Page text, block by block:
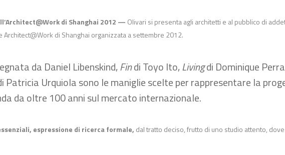
di Shanghai 2012 — Olivari si presenta agli architetti e al pubblico di
Architect@Work di Shanghai organizzata a settembre 2012.
da Daniel Libenskind,Findi Toyo Ito,Livingdi Dominique
Patricia Urquiola sono le maniglie scelte per rappresentare la
da oltre 100 anni sul mercato internazionale.
espressione di ricerca formale, dal tratto deciso, frutto di uno studio attento,